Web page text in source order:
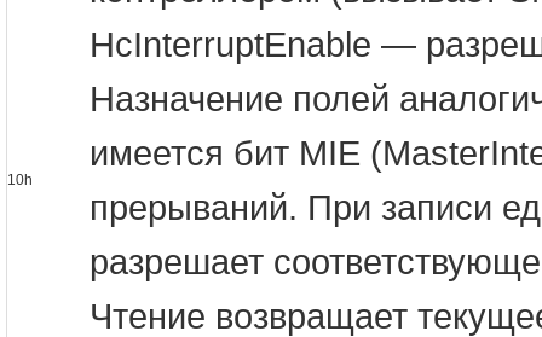
10h
HcInterruptEnable —
Назначение полей
имеется бит MIE
прерываний. При записи
разрешает
Чтение возвращает